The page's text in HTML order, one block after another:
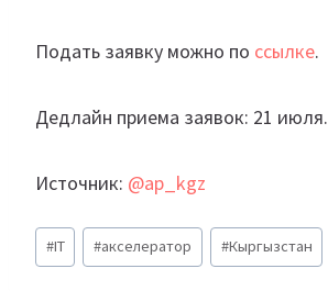
Подать заявку можно по ссылке.
Дедлайн приема заявок: 21 июля.
Источник: @ap_kgz
Метки
записи:
#IT #акселератор #Кыргызстан